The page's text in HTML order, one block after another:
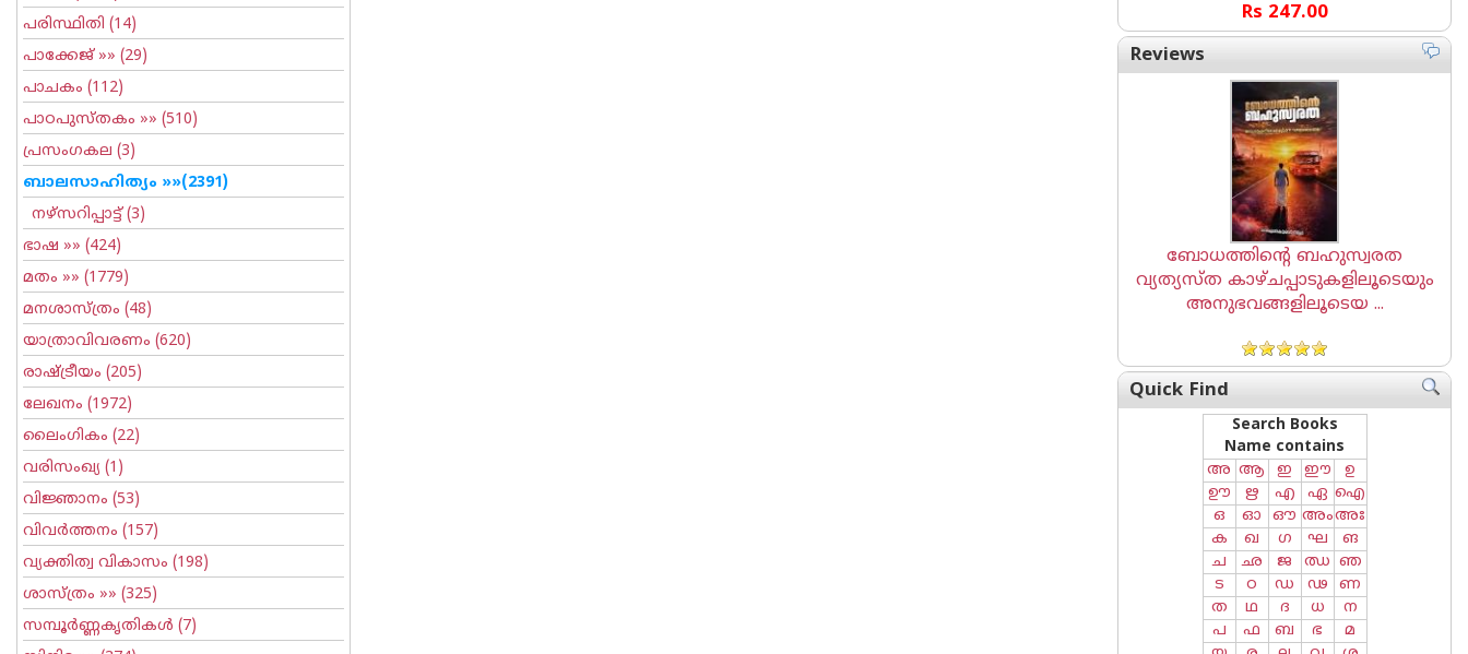
പരിസ്ഥിതി (14)
പാക്കേജ് »» (29)
പാചകം (112)
പാഠപുസ്തകം »» (510)
പ്രസംഗകല (3)
ബാലസാഹിത്യം »»(2391)
നഴ്സറിപ്പാട്ട്(3)
ഭാഷ »» (424)
മതം »» (1779)
മനശാസ്ത്രം (48)
യാത്രാവിവരണം (620)
രാഷ്ട്രീയം (205)
ലേഖനം (1972)
ലൈംഗികം (22)
വരിസംഖ്യ (1)
വിജ്ഞാനം (53)
വിവര്‍ത്തനം (157)
വ്യക്തിത്വ വികാസം (198)
ശാസ്ത്രം »» (325)
സമ്പൂര്‍ണ്ണകൃതികള്‍ (7)
Rs 247.00
Reviews
ബോധത്തിന്റെ ബഹുസ്വരത
വ്യത്യസ്ത കാഴ്ചപ്പാടുകളിലൂടെയും
അനുഭവങ്ങളിലൂടെയ ...
Quick Find
Search Books
Name contains
അ ആ ഇ ഈ
ഉ
ഊ
ഋ എ ഏ ഐ
ഒ
ഓ ഔ അംഅഃ
ക
ഖ ഗ ഘ
ങ
ച
ഛ ജ ഝ ഞ
ട
ഠ ഡ ഢ
ണ
ത
ഥ ദ ധ
ന
പ
ഫ ബ ഭ
മ